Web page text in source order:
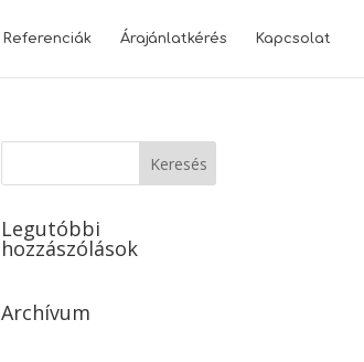
Referenciák Árajánlatkérés Kapcsolat
Legutóbbi
hozzászólások
Archívum